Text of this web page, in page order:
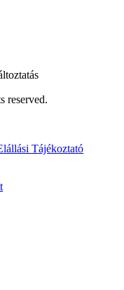
reserved.
Tájékoztató